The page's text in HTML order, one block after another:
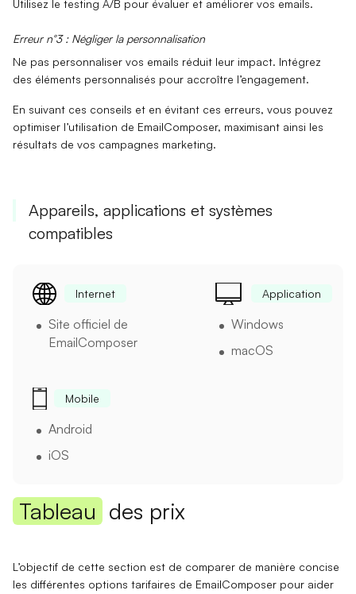
Utilisez letesting A/B pour évaluer et améliorer vos emails.
Erreur n°3 : Négliger la personnalisation
Ne pas personnaliser vos emails réduit leur impact. Intégrez
des éléments personnalisés pour accroître l’engagement.
En suivant ces conseils et en évitant ces erreurs, vous pouvez
optimiser l’utilisation de EmailComposer, maximisant ainsi les
résultats de vos campagnes marketing.
Appareils, applications et systèmes
compatibles
Internet
Site officiel de
EmailComposer
Application
Windows
macOS
Mobile
Android
iOS
Tableau des prix
L’objectif de cette section est de comparer de manière concise
les différentes options tarifaires de EmailComposer pour aider